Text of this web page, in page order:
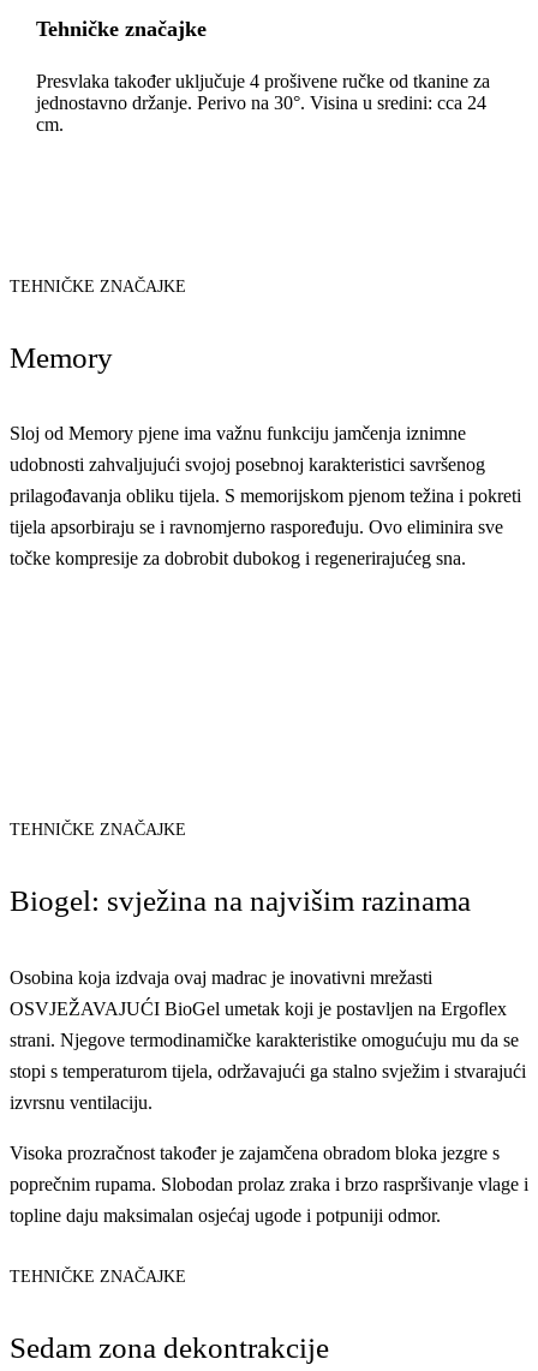
Tehničke značajke
Presvlaka također uključuje 4 prošivene ručke od tkanine za
jednostavno držanje. Perivo na 30°. Visina u sredini: cca 24
cm.
TEHNIČKE ZNAČAJKE
Memory
Sloj od Memory pjene ima važnu funkciju jamčenja iznimne
udobnosti zahvaljujući svojoj posebnoj karakteristici savršenog
prilagođavanja obliku tijela. S memorijskom pjenom težina i pokreti
tijela apsorbiraju se i ravnomjerno raspoređuju. Ovo eliminira sve
točke kompresije za dobrobit dubokog i regenerirajućeg sna.
TEHNIČKE ZNAČAJKE
Biogel: svježina na najvišim razinama
Osobina koja izdvaja ovaj madrac je inovativni mrežasti
OSVJEŽAVAJUĆI BioGel umetak koji je postavljen na Ergoflex
strani. Njegove termodinamičke karakteristike omogućuju mu da se
stopi s temperaturom tijela, održavajući ga stalno svježim i stvarajući
izvrsnu ventilaciju.
Visoka prozračnost također je zajamčena obradom bloka jezgre s
poprečnim rupama. Slobodan prolaz zraka i brzo raspršivanje vlage i
topline daju maksimalan osjećaj ugode i potpuniji odmor.
TEHNIČKE ZNAČAJKE
Sedam zona dekontrakcije